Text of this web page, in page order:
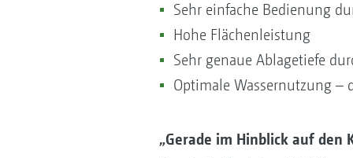
Sehr einfache Bedienung
Hohe Flächenleistung
Sehr genaue Ablagetiefe
Optimale Wassernutzung –
„Gerade im Hinblick auf den